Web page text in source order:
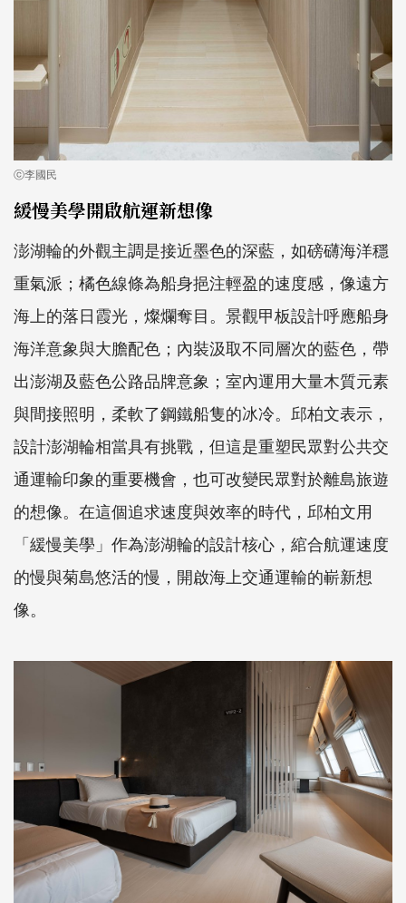
ⓒ李國民
緩慢美學開啟航運新想像
澎湖輪的外觀主調是接近墨色的深藍，如磅礴海洋穩
重氣派；橘色線條為船身挹注輕盈的速度感，像遠方
海上的落日霞光，燦爛奪目。景觀甲板設計呼應船身
海洋意象與大膽配色；內裝汲取不同層次的藍色，帶
出澎湖及藍色公路品牌意象；室內運用大量木質元素
與間接照明，柔軟了鋼鐵船隻的冰冷。邱柏文表示，
設計澎湖輪相當具有挑戰，但這是重塑民眾對公共交
通運輸印象的重要機會，也可改變民眾對於離島旅遊
的想像。在這個追求速度與效率的時代，邱柏文用
「緩慢美學」作為澎湖輪的設計核心，綰合航運速度
的慢與菊島悠活的慢，開啟海上交通運輸的嶄新想
像。